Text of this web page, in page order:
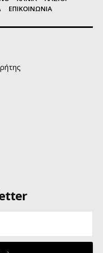
ΕΠΙΚΟΙΝΩΝΙΑ